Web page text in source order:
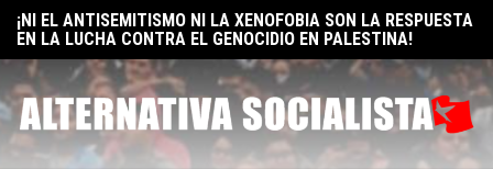
Skip
content
ELON MUSK: UN BILLÓN Y UNO RAZONES PARA SER
SOCIALISTA